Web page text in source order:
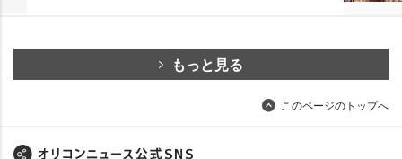
もっと見る
このページのトップへ